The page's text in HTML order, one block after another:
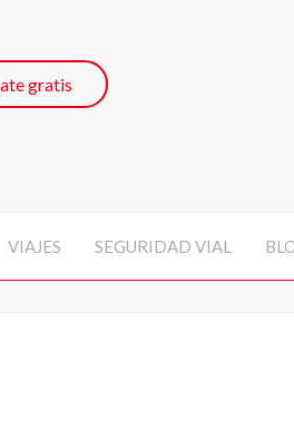
gratis
VIAJES SEGURIDAD VIAL